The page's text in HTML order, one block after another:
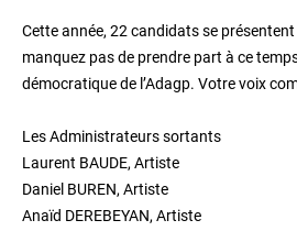
Cette année, 22 candidats se
manquez pas de prendre part à ce
démocratique de l’Adagp. Votre voix
Les Administrateurs sortants
Laurent BAUDE, Artiste
Daniel BUREN, Artiste
Anaïd DEREBEYAN, Artiste